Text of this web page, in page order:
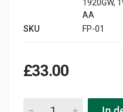
1920GW,
AA
SKU
FP-01
£33.00